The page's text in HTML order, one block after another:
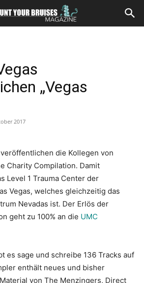
„Vegas
2017
veröffentlichen die Kollegen von
Charity Compilation. Damit
Level 1 Trauma Center der
Vegas, welches gleichzeitig das
Nevadas ist. Der Erlös der
geht zu 100% an die UMC
es sage und schreibe 136 Tracks auf
enthält neues und bisher
von The Menzingers, Direct